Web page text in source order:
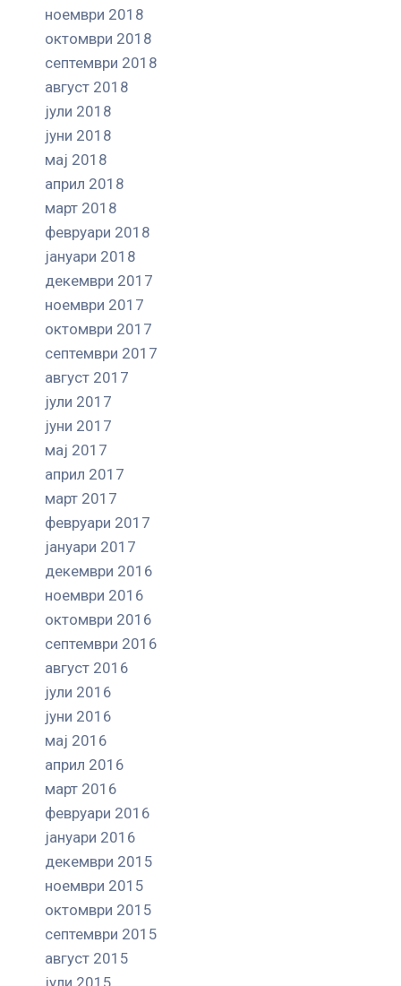
ноември 2018
октомври 2018
септември 2018
август 2018
јули 2018
јуни 2018
мај 2018
април 2018
март 2018
февруари 2018
јануари 2018
декември 2017
ноември 2017
октомври 2017
септември 2017
август 2017
јули 2017
јуни 2017
мај 2017
април 2017
март 2017
февруари 2017
јануари 2017
декември 2016
ноември 2016
октомври 2016
септември 2016
август 2016
јули 2016
јуни 2016
мај 2016
април 2016
март 2016
февруари 2016
јануари 2016
декември 2015
ноември 2015
октомври 2015
септември 2015
август 2015
јули 2015